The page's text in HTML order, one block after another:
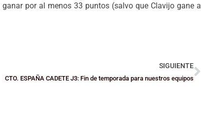
por al menos 33 puntos (salvo que Clavijo gane a
SIGUIENTE
CTO. ESPAÑA CADETE J3: Fin de temporada para nuestros equipos